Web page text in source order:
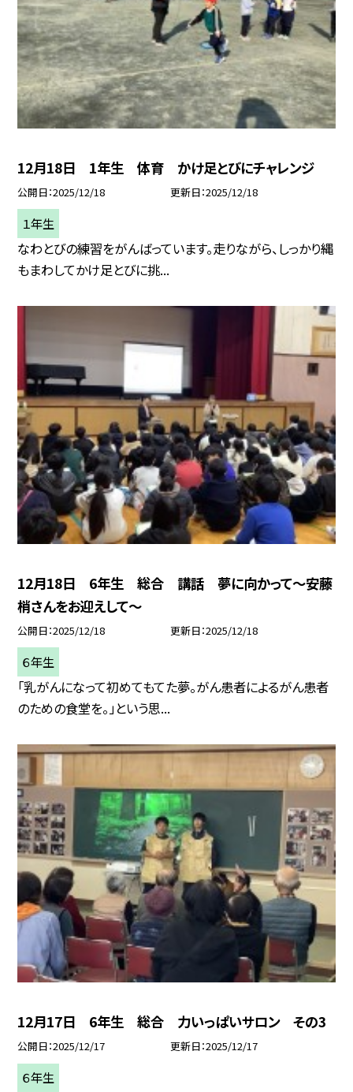
12月18日 1年生 体育 かけ足とびにチャレンジ
公開日 2025/12/18 更新日 2025/12/18
１年生
なわとびの練習をがんばっています。走りながら、しっかり縄
もまわしてかけ足とびに挑...
12月18日 6年生 総合 講話 夢に向かって〜安藤
梢さんをお迎えして〜
公開日 2025/12/18 更新日 2025/12/18
６年生
「乳がんになって初めてもてた夢。がん患者によるがん患者
のための食堂を。」という思...
12月17日 6年生 総合 力いっぱいサロン その3
公開日 2025/12/17 更新日 2025/12/17
６年生